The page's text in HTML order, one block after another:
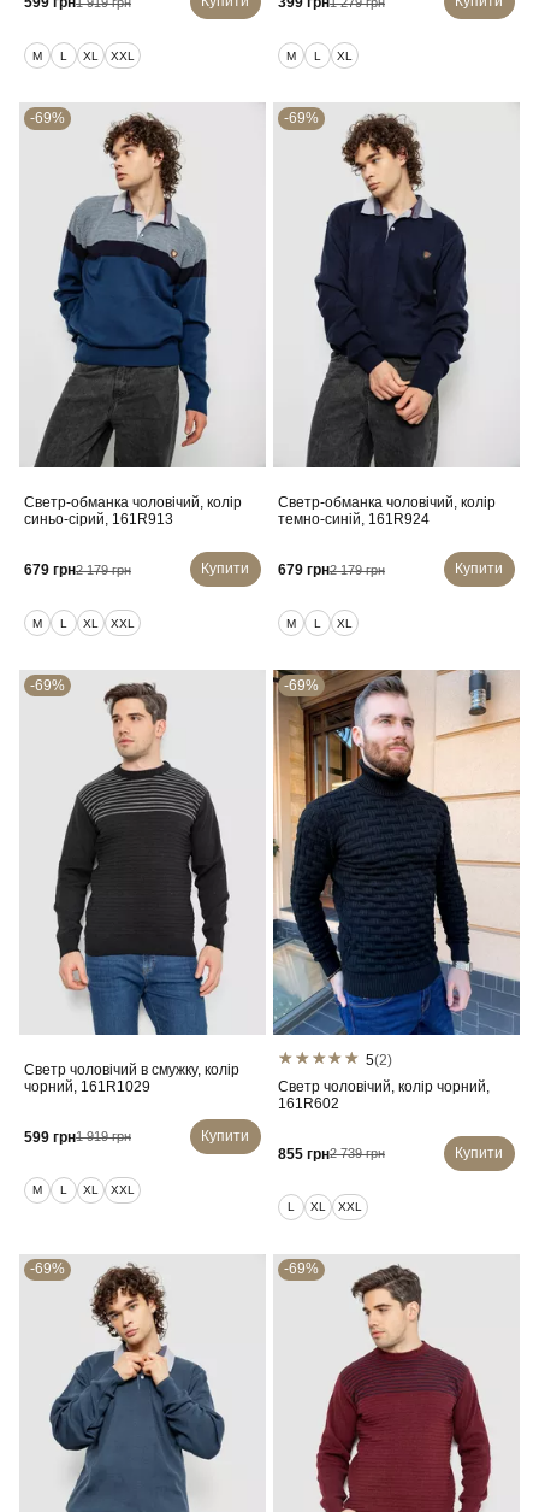
M L XL XXL M L XL
-69%
Светр-обманка чоловічий, колір
синьо-сірий, 161R913
679 грн2 179 грн Купити
M L XL XXL
-69%
Светр-обманка чоловічий, колір
темно-синій, 161R924
679 грн2 179 грн Купити
M L XL
-69%
Светр чоловічий в смужку, колір
чорний, 161R1029
599 грн1 919 грн Купити
M L XL XXL
-69%
5(2)
Светр чоловічий, колір чорний,
161R602
855 грн2 739 грн Купити
L XL XXL
-69% -69%